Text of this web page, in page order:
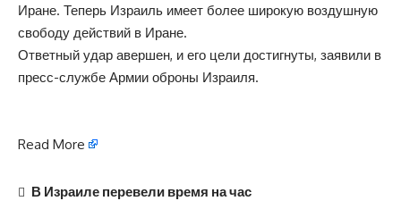
Иране. Теперь Израиль имеет более широкую воздушную
свободу действий в Иране.
Ответный удар авершен, и его цели достигнуты, заявили в
пресс-службе Армии оброны Израиля.
Read More
В Израиле перевели время на час